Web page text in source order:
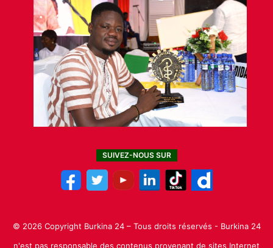
SUIVEZ-NOUS SUR
© 2026 Copyright Burkina 24 – Tous droits réservés - Burkina 24
n'est pas responsable des contenus provenant de sites Internet